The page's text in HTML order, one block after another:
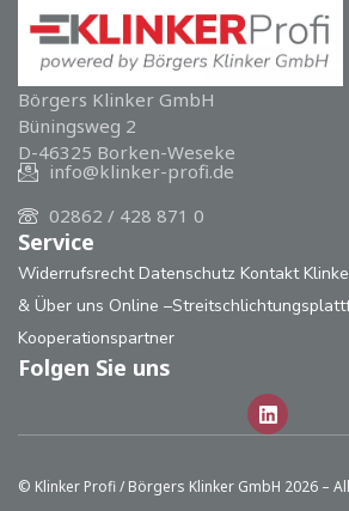
Börgers Klinker GmbH
Büningsweg 2
D-46325 Borken-Weseke
info@klinker-profi.de
02862 / 428 871 0
Service
Widerrufsrecht Datenschutz Kontakt
& Über uns Online
Kooperationspartner
Folgen Sie uns
© Klinker Profi / Börgers Klinker GmbH 2026 –